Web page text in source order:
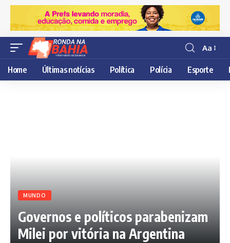
Resisor
de
fonte
Aa
Home Últimas notícias Política Polícia Esporte
MUNDO
Governos e políticos parabenizam
Milei por vitória na Argentina